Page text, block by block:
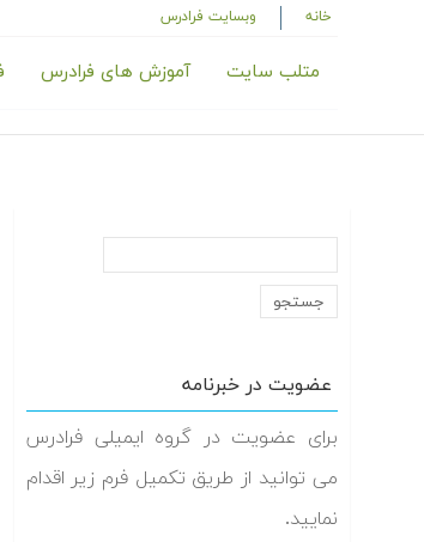
خانه وبسایت فرادرس
متلب سایت آموزش های فرادرس
عضویت در خبرنامه
برای عضویت در گروه ایمیلی فرادرس
می توانید از طریق تکمیل فرم زیر اقدام
نمایید.